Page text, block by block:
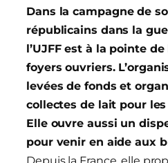
Dans la campagne de
républicains dans la
l’UJFF est à la pointe
foyers ouvriers.
levées de fonds et
collectes de lait pour
Elle ouvre aussi un
pour venir en aide aux